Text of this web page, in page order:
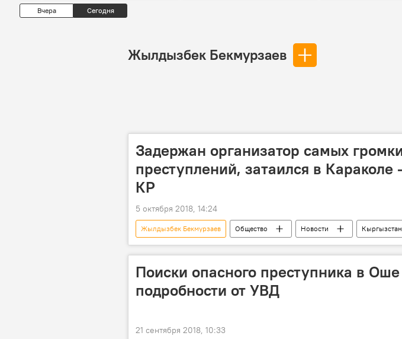
Вчера Сегодня
Жылдызбек Бекмурзаев
Задержан организатор самых
преступлений, затаился в
КР
5 октября 2018, 14:24
Жылдызбек Бекмурзаев Общество Новости Кыргызстан
Каракол
задержание ОПГ
Поиски опасного преступника в
подробности от УВД
21 сентября 2018, 10:33